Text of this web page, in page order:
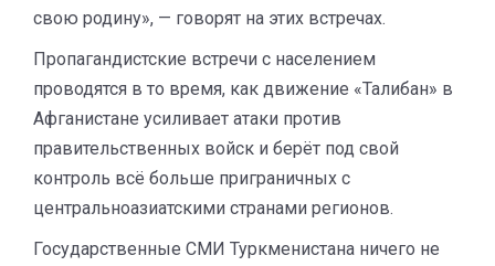
свою родину», — говорят на этих встречах.
Пропагандистские встречи с населением
проводятся в то время, как движение «Талибан» в
Афганистане усиливает атаки против
правительственных войск и берёт под свой
контроль всё больше приграничных с
центральноазиатскими странами регионов.
Государственные СМИ Туркменистана ничего не